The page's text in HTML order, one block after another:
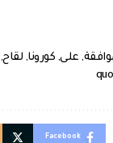
, على, كورونا, لقاح,
Facebook